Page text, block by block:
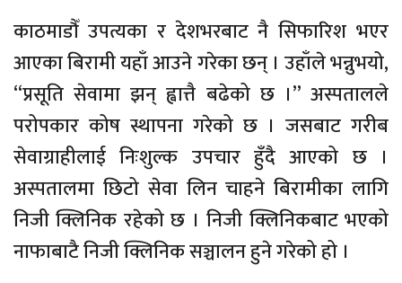
काठमाडौँ उपत्यका र देशभरबाट नै सिफारिश भएर
आएका बिरामी यहाँ आउने गरेका छन् । उहाँले भन्नुभयो,
“प्रसूति सेवामा झन् ह्वात्तै बढेको छ ।” अस्पतालले
परोपकार कोष स्थापना गरेको छ । जसबाट गरीब
सेवाग्राहीलाई निःशुल्क उपचार हुँदै आएको छ ।
अस्पतालमा छिटो सेवा लिन चाहने बिरामीका लागि
निजी क्लिनिक रहेको छ । निजी क्लिनिकबाट भएको
नाफाबाटै निजी क्लिनिक सञ्चालन हुने गरेको हो ।